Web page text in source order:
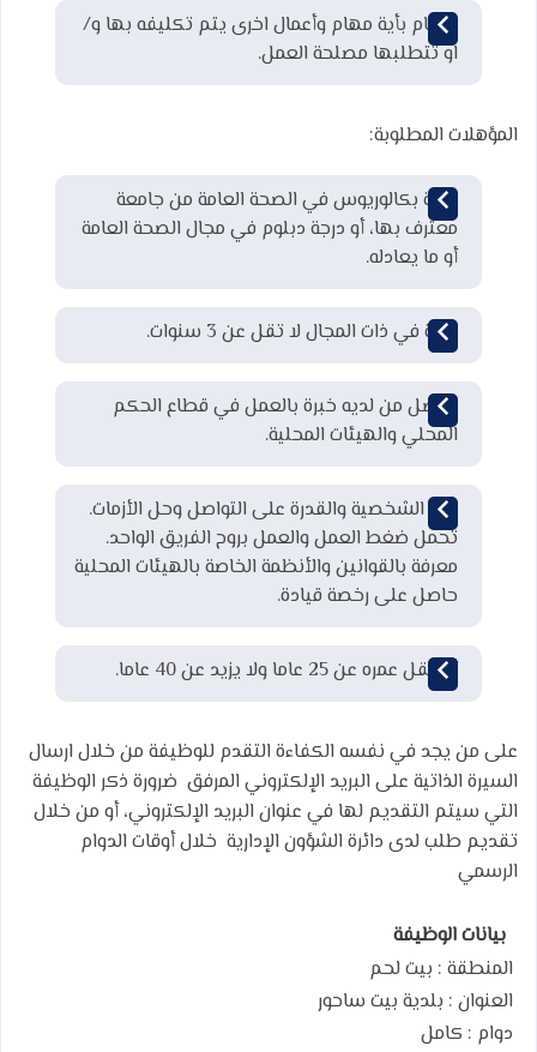
القيام بأية مهام وأعمال اخرى يتم تكليفه بها و/
او تتطلبها مصلحة العمل.
المؤهلات المطلوبة:
درجة بكالوريوس في الصحة العامة من جامعة
معترف بها، أو درجة دبلوم في مجال الصحة العامة
أو ما يعادله.
خبرة في ذات المجال لا تقل عن 3 سنوات.
يفضل من لديه خبرة بالعمل في قطاع الحكم
المحلي والهيئات المحلية.
قوة الشخصية والقدرة على التواصل وحل الأزمات.
تحمل ضغط العمل والعمل بروح الفريق الواحد.
معرفة بالقوانين والأنظمة الخاصة بالهيئات المحلية
حاصل على رخصة قيادة.
ألا يقل عمره عن 25 عاما ولا يزيد عن 40 عاما.
على من يجد في نفسه الكفاءة التقدم للوظيفة من خلال ارسال
السيرة الذاتية على البريد الإلكتروني المرفق ضرورة ذكر الوظيفة
التي سيتم التقديم لها في عنوان البريد الإلكتروني، أو من خلال
تقديم طلب لدى دائرة الشؤون الإدارية خلال أوقات الدوام
الرسمي
بيانات الوظيفة
المنطقة : بيت لحم
العنوان : بلدية بيت ساحور
دوام : كامل